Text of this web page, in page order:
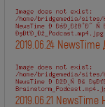
2019.06.24
2019.06.21